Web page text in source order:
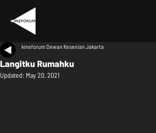
Langitku Rumahku
kineforum Dewan Kesenian Jakarta
Updated: May 20, 2021